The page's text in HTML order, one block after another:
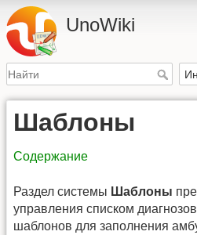
UnoWiki
Шаблоны
Содержание
Раздел системы Шаблоны
управления списком
шаблонов для заполнения